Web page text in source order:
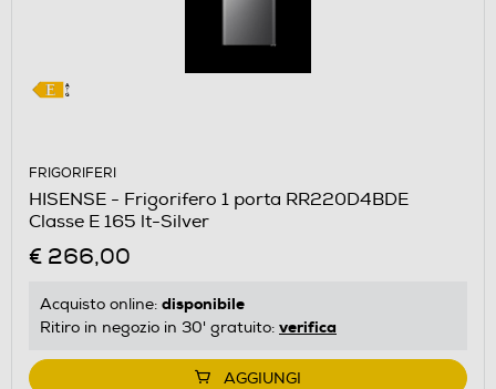
FRIGORIFERI
HISENSE - Frigorifero 1 porta RR220D4BDE
Classe E 165 lt-Silver
€ 266,00
Acquisto online: disponibile
Ritiro in negozio in 30' gratuito: verifica
AGGIUNGI